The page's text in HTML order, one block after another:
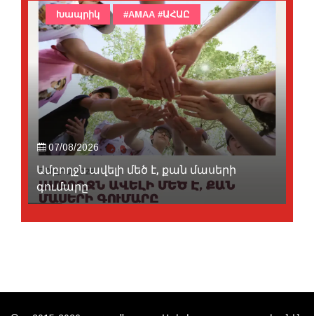
07/08/2026
Ամբողջն ավելի մեծ է, քան մասերի
գումարը
Խապրիկ #AMAA #ԱՀԱԸ